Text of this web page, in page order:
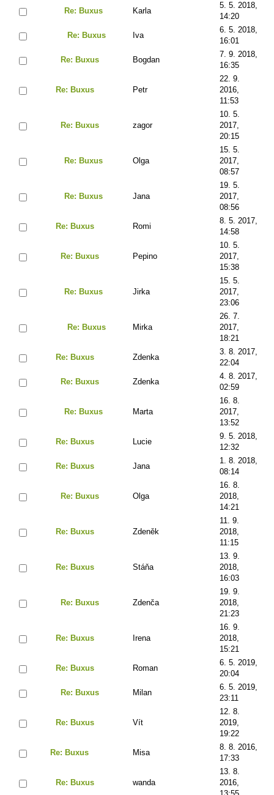
Re: Buxus Karla
5. 5. 2018,
14:20
Re: Buxus Iva
6. 5. 2018,
16:01
Re: Buxus Bogdan
7. 9. 2018,
16:35
Re: Buxus Petr
22. 9.
2016,
11:53
Re: Buxus zagor
10. 5.
2017,
20:15
Re: Buxus Olga
15. 5.
2017,
08:57
Re: Buxus Jana
19. 5.
2017,
08:56
Re: Buxus Romi
8. 5. 2017,
14:58
Re: Buxus Pepino
10. 5.
2017,
15:38
Re: Buxus Jirka
15. 5.
2017,
23:06
Re: Buxus Mirka
26. 7.
2017,
18:21
Re: Buxus Zdenka
3. 8. 2017,
22:04
Re: Buxus Zdenka
4. 8. 2017,
02:59
Re: Buxus Marta
16. 8.
2017,
13:52
Re: Buxus Lucie
9. 5. 2018,
12:32
Re: Buxus Jana
1. 8. 2018,
08:14
Re: Buxus Olga
16. 8.
2018,
14:21
Re: Buxus Zdeněk
11. 9.
2018,
11:15
Re: Buxus Stáňa
13. 9.
2018,
16:03
Re: Buxus Zdenča
19. 9.
2018,
21:23
Re: Buxus Irena
16. 9.
2018,
15:21
Re: Buxus Roman
6. 5. 2019,
20:04
Re: Buxus Milan
6. 5. 2019,
23:11
Re: Buxus Vít
12. 8.
2019,
19:22
Re: Buxus Misa
8. 8. 2016,
17:33
Re: Buxus wanda
13. 8.
2016,